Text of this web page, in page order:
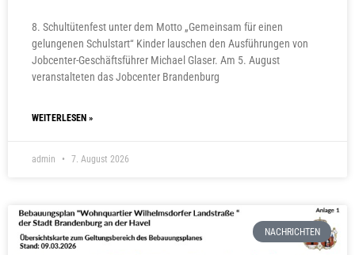
8. Schultütenfest unter dem Motto „Gemeinsam für einen
gelungenen Schulstart“ Kinder lauschen den Ausführungen von
Jobcenter-Geschäftsführer Michael Glaser. Am 5. August
veranstalteten das Jobcenter Brandenburg
WEITERLESEN »
admin 7. August 2026
NACHRICHTEN